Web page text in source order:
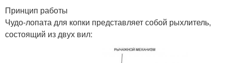
Принцип работы
Чудо-лопата для копки представляет собой рыхлитель,
состоящий из двух вил: